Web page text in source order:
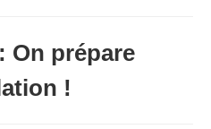
On prépare
!